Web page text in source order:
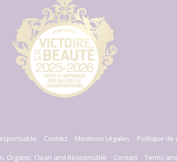
Contact Mentions Légales Politique de
Organic, Clean and Responsible Contact Terms